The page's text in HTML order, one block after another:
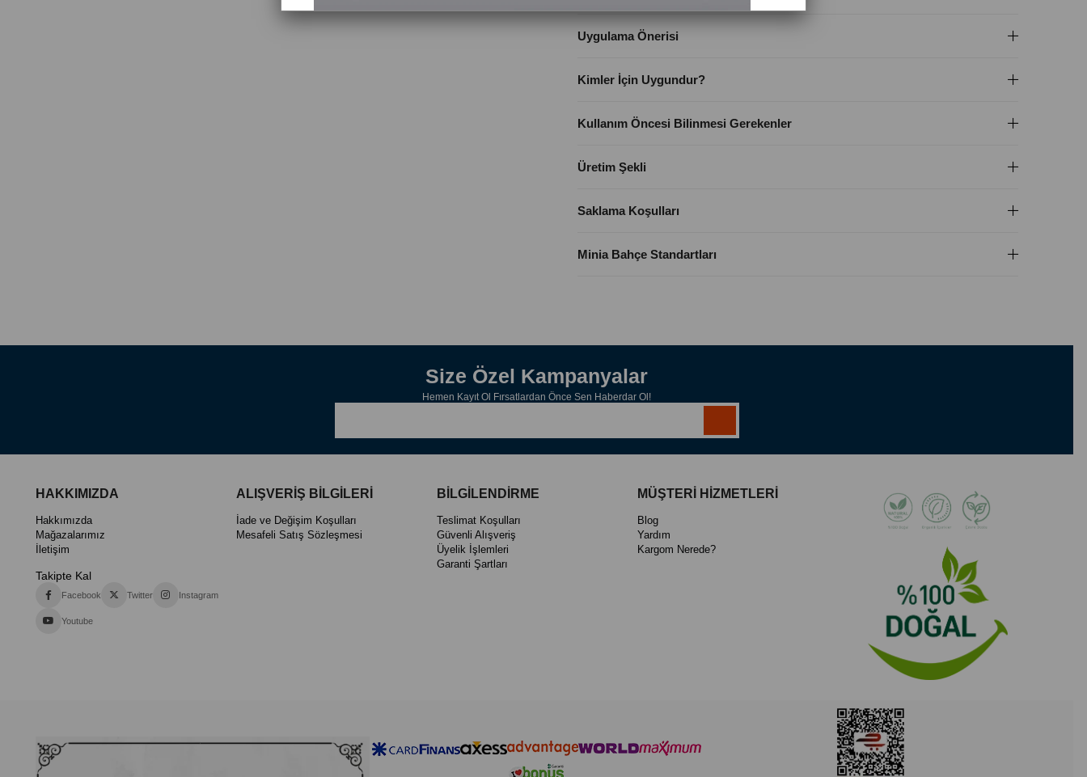
Uygulama Önerisi
Kimler İçin Uygundur?
Kullanım Öncesi Bilinmesi Gerekenler
Üretim Şekli
Saklama Koşulları
Minia Bahçe Standartları
Size Özel Kampanyalar
Hemen Kayıt Ol Fırsatlardan Önce Sen Haberdar Ol!
HAKKIMIZDA
Hakkımızda
Mağazalarımız
İletişim
Takipte Kal
Facebook Twitter Instagram
Youtube
ALIŞVERİŞ BİLGİLERİ
İade ve Değişim Koşulları
Mesafeli Satış Sözleşmesi
BİLGİLENDİRME
Teslimat Koşulları
Güvenli Alışveriş
Üyelik İşlemleri
Garanti Şartları
MÜŞTERİ HİZMETLERİ
Blog
Yardım
Kargom Nerede?